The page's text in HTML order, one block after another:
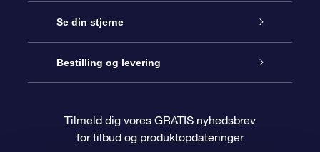
Kontakt os
Bloggen
Anmeldelser
Online Stjernegave
OSR Gavepakke
OSR Gavekortet
Se din stjerne
Star Register
Personliggjort Stjerneside
Bestilling og levering
Betalingsinformation
Tilmeld dig vores GRATIS nyhedsbrev
for tilbud og produktopdateringer